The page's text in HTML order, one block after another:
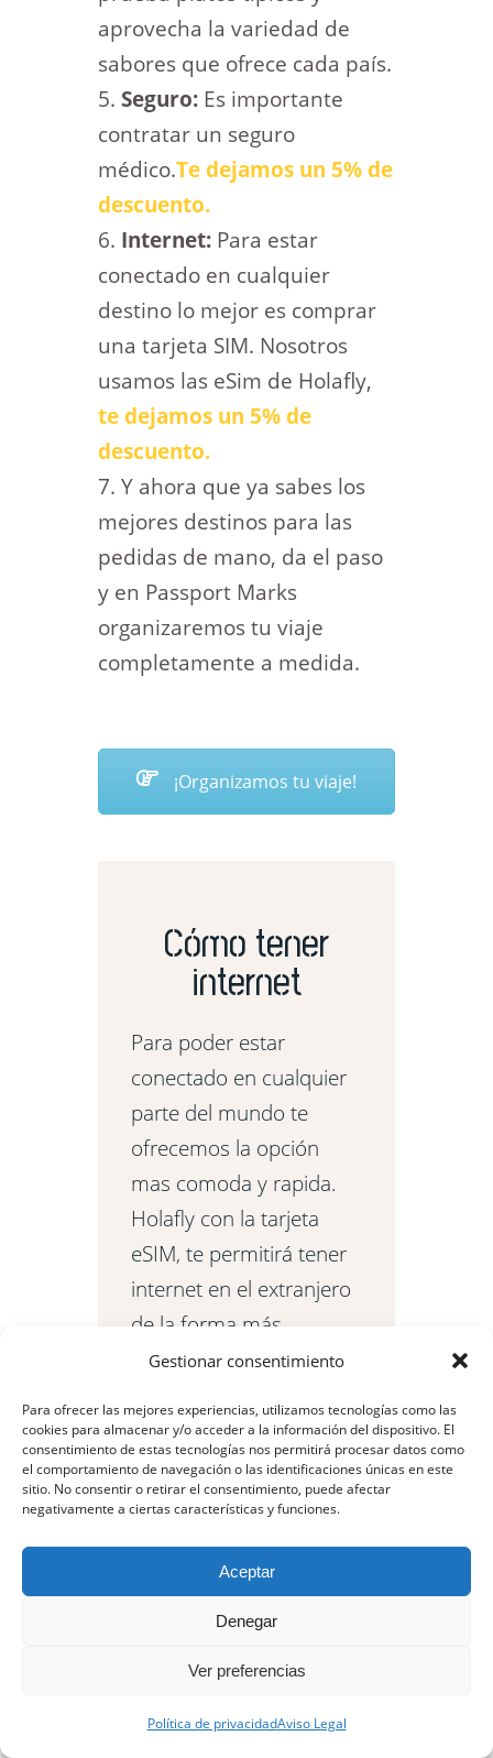
Gestionar consentimiento
Para ofrecer las mejores experiencias, utilizamos tecnologías como las
cookies para almacenar y/o acceder a la información del dispositivo. El
consentimiento de estas tecnologías nos permitirá procesar datos como
el comportamiento de navegación o las identificaciones únicas en este
sitio. No consentir o retirar el consentimiento, puede afectar
negativamente a ciertas características y funciones.
Aceptar
Denegar
Ver preferencias
Política de privacidadAviso Legal
aprovecha la variedad de
sabores que ofrece cada país.
Seguro: Es importante
contratar un seguro
médico.Te dejamos un 5% de
descuento.
Internet: Para estar
conectado en cualquier
destino lo mejor es comprar
una tarjeta SIM. Nosotros
usamos las eSim de Holafly,
te dejamos un 5% de
descuento.
Y ahora que ya sabes los
mejores destinos para las
pedidas de mano, da el paso
y en Passport Marks
organizaremos tu viaje
completamente a medida.
¡Organizamos tu viaje!
Cómo tener
internet
Para poder estar
conectado en cualquier
parte del mundo te
ofrecemos la opción
mas comoda y rapida.
Holafly con la tarjeta
eSIM, te permitirá tener
internet en el extranjero
de la forma más
cómoda y rápìda , sin
tarjeta SIM física. La
podrás obtener online,
recibirlas por email y
utilizando un código QR.
Además podrás
WhatsApp.
Nosotros usamos las